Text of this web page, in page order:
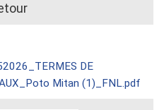
DE
Mitan (1)_FNL.pdf